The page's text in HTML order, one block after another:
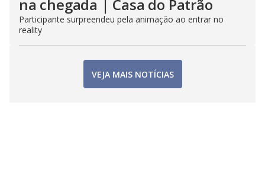
na chegada | Casa do Patrão
Participante surpreendeu pela animação ao entrar no
reality
VEJA MAIS NOTÍCIAS